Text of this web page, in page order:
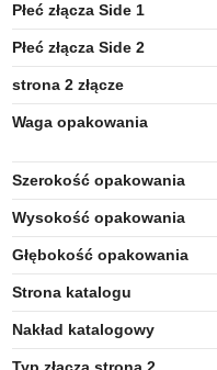
Płeć złącza Side 1
Płeć złącza Side 2
strona 2 złącze
Waga opakowania
Szerokość opakowania
Wysokość opakowania
Głębokość opakowania
Strona katalogu
Nakład katalogowy